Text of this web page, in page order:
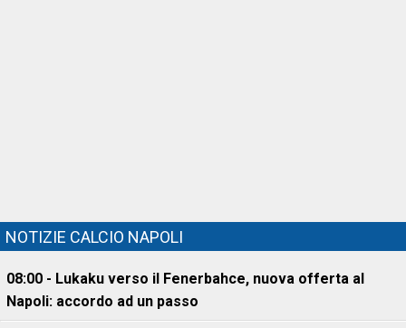
NOTIZIE CALCIO NAPOLI
08:00 - Lukaku verso il Fenerbahce, nuova offerta al
Napoli: accordo ad un passo